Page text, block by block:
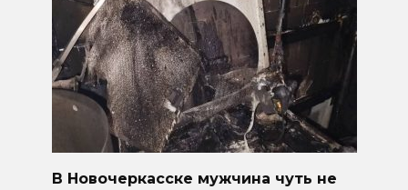
В Новочеркасске мужчина чуть не